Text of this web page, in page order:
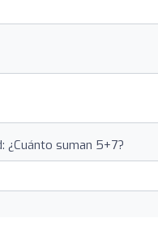
¿Cuánto suman 5+7?